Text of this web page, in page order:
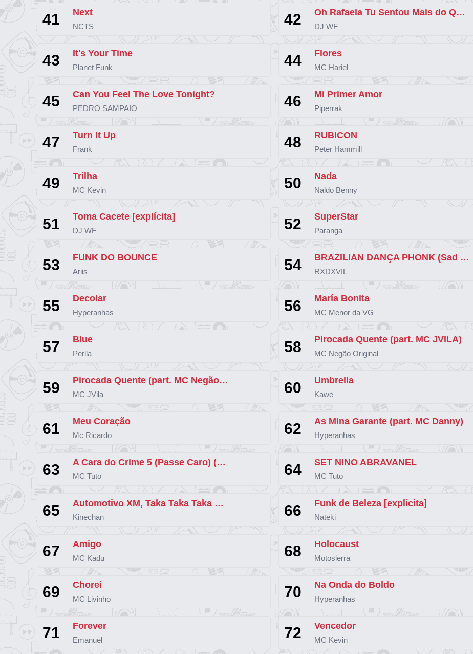
41 Next
NCTS 42 Oh Rafaela Tu Sentou Mais do Que Ela (part. MC Delux) [explícita]
DJ WF
43 It's Your Time
Planet Funk 44 Flores
MC Hariel
45 Can You Feel The Love Tonight?
PEDRO SAMPAIO 46 Mi Primer Amor
Piperrak
47 Turn It Up
Frank 48 RUBICON
Peter Hammill
49 Trilha
MC Kevin 50 Nada
Naldo Benny
51 Toma Cacete [explícita]
DJ WF 52 SuperStar
Paranga
53 FUNK DO BOUNCE
Ariis 54 BRAZILIAN DANÇA PHONK (Sad Remix)
RXDXVIL
55 Decolar
Hyperanhas 56 María Bonita
MC Menor da VG
57 Blue
Perlla 58 Pirocada Quente (part. MC JVILA)
MC Negão Original
59 Pirocada Quente (part. MC Negão Original)
MC JVila 60 Umbrella
Kawe
61 Meu Coração
Mc Ricardo 62 As Mina Garante (part. MC Danny)
Hyperanhas
63 A Cara do Crime 5 (Passe Caro) (part. Bielzin, Kadu, Borges, Oruam, Chefin,
MC Tuto 64 SET NINO ABRAVANEL
MC Tuto
65 Automotivo XM, Taka Taka Taka Tá (part. Mc Lullu, Mc Erikah e Dj Brunin XM
Kinechan 66 Funk de Beleza [explícita]
Nateki
67 Amigo
MC Kadu 68 Holocaust
Motosierra
69 Chorei
MC Livinho 70 Na Onda do Boldo
Hyperanhas
71 Forever
Emanuel 72 Vencedor
MC Kevin